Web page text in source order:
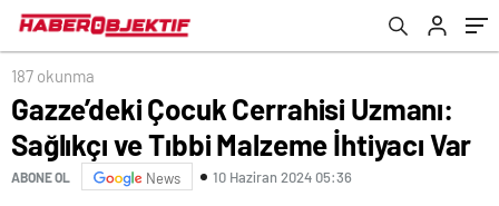
187 okunma
Gazze’deki Çocuk Cerrahisi Uzmanı:
Sağlıkçı ve Tıbbi Malzeme İhtiyacı Var
ABONE OL News 10 Haziran 2024 05:36